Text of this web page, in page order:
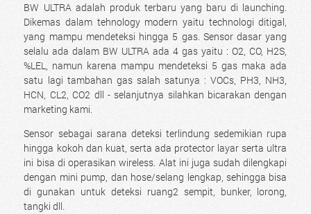
BW ULTRA adalah produk terbaru yang baru di launching.
Dikemas dalam tehnology modern yaitu technologi ditigal,
yang mampu mendeteksi hingga 5 gas. Sensor dasar yang
selalu ada dalam BW ULTRA ada 4 gas yaitu : O2, CO, H2S,
%LEL, namun karena mampu mendeteksi 5 gas maka ada
satu lagi tambahan gas salah satunya : VOCs, PH3, NH3,
HCN, CL2, CO2 dll - selanjutnya silahkan bicarakan dengan
marketing kami.
Sensor sebagai sarana deteksi terlindung sedemikian rupa
hingga kokoh dan kuat, serta ada protector layar serta ultra
ini bisa di operasikan wireless. Alat ini juga sudah dilengkapi
dengan mini pump, dan hose/selang lengkap, sehingga bisa
di gunakan untuk deteksi ruang2 sempit, bunker, lorong,
tangki dll.